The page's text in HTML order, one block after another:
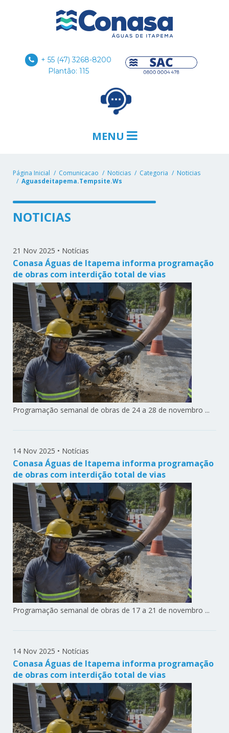
+ 55 (47) 3268-8200
Plantão: 115
MENU
Página Inicial Comunicacao Noticias Categoria
Noticias
Aguasdeitapema.tempsite.ws
NOTICIAS
21 Nov 2025 • Notícias
Conasa Águas de Itapema informa programação
de obras com interdição total de vias
Programação semanal de obras de 24 a 28 de novembro ...
14 Nov 2025 • Notícias
Conasa Águas de Itapema informa programação
de obras com interdição total de vias
Programação semanal de obras de 17 a 21 de novembro ...
14 Nov 2025 • Notícias
Conasa Águas de Itapema informa programação
de obras com interdição total de vias